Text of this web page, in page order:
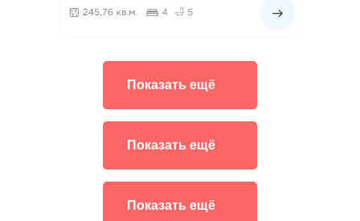
Показать ещё
Показать ещё
Показать ещё